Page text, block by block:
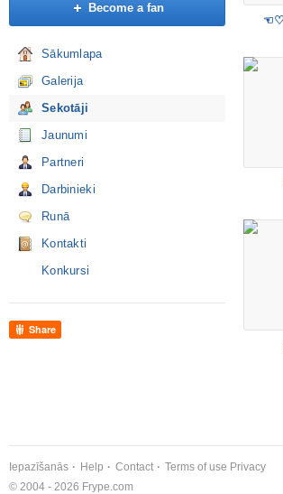
Become a fan
Sākumlapa
Galerija
Sekotāji
Jaunumi
Partneri
Darbinieki
Runā
Kontakti
Konkursi
Share
Iepazīšanās Help Contact Terms of use Privacy
© 2004 - 2026 Frype.com